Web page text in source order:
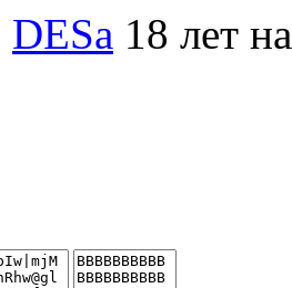
DESa 18 лет